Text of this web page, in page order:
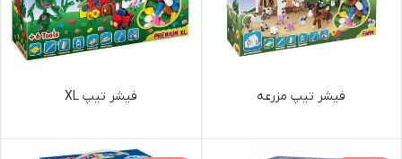
فیشر تیپ مزرعه فیشر تیپ XL